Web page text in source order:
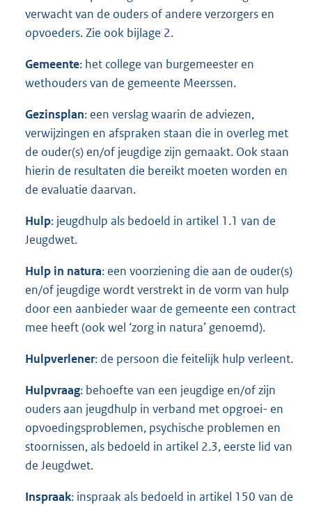
verwacht van de ouders of andere verzorgers en
opvoeders. Zie ook bijlage 2.
Gemeente: het college van burgemeester en
wethouders van de gemeente Meerssen.
Gezinsplan: een verslag waarin de adviezen,
verwijzingen en afspraken staan die in overleg met
de ouder(s) en/of jeugdige zijn gemaakt. Ook staan
hierin de resultaten die bereikt moeten worden en
de evaluatie daarvan.
Hulp: jeugdhulp als bedoeld in artikel 1.1 van de
Jeugdwet.
Hulp in natura: een voorziening die aan de ouder(s)
en/of jeugdige wordt verstrekt in de vorm van hulp
door een aanbieder waar de gemeente een contract
mee heeft (ook wel ‘zorg in natura’ genoemd).
Hulpverlener: de persoon die feitelijk hulp verleent.
Hulpvraag: behoefte van een jeugdige en/of zijn
ouders aan jeugdhulp in verband met opgroei- en
opvoedingsproblemen, psychische problemen en
stoornissen, als bedoeld in artikel 2.3, eerste lid van
de Jeugdwet.
Inspraak: inspraak als bedoeld in artikel 150 van de